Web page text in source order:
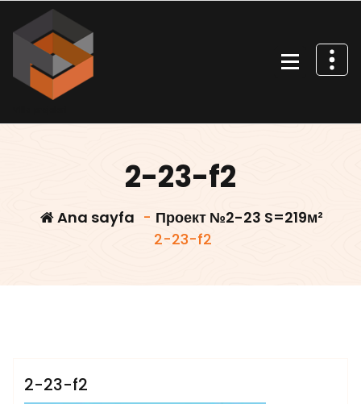
geç
2-23-f2
Ana sayfa - Проект №2-23 S=219м²
2-23-f2
2-23-f2